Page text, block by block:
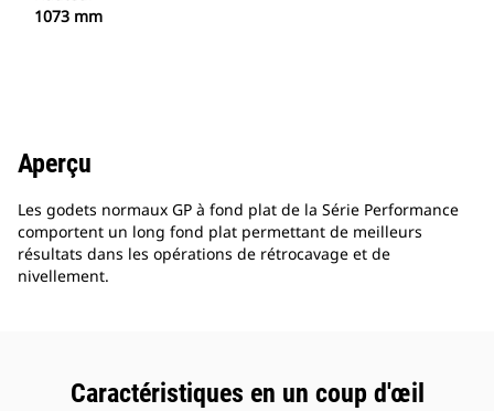
1073 mm
Aperçu
Les godets normaux GP à fond plat de la Série Performance
comportent un long fond plat permettant de meilleurs
résultats dans les opérations de rétrocavage et de
nivellement.
Caractéristiques en un coup d'œil